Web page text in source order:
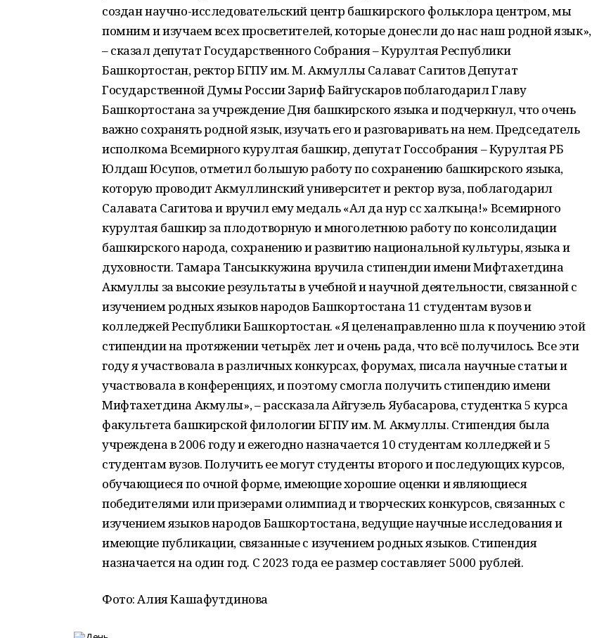
создан научно-исследовательский центр башкирского фольклора центром, мы
помним и изучаем всех просветителей, которые донесли до нас наш родной язык»,
– сказал депутат Государственного Собрания – Курултая Республики
Башкортостан, ректор БГПУ им. М. Акмуллы Салават Сагитов Депутат
Государственной Думы России Зариф Байгускаров поблагодарил Главу
Башкортостана за учреждение Дня башкирского языка и подчеркнул, что очень
важно сохранять родной язык, изучать его и разговаривать на нем. Председатель
исполкома Всемирного курултая башкир, депутат Госсобрания – Курултая РБ
Юлдаш Юсупов, отметил большую работу по сохранению башкирского языка,
которую проводит Акмуллинский университет и ректор вуза, поблагодарил
Салавата Сагитова и вручил ему медаль «Ал да нур сәс халҡыңа!» Всемирного
курултая башкир за плодотворную и многолетнюю работу по консолидации
башкирского народа, сохранению и развитию национальной культуры, языка и
духовности. Тамара Тансыккужина вручила стипендии имени Мифтахетдина
Акмуллы за высокие результаты в учебной и научной деятельности, связанной с
изучением родных языков народов Башкортостана 11 студентам вузов и
колледжей Республики Башкортостан. «Я целенаправленно шла к поучению этой
стипендии на протяжении четырёх лет и очень рада, что всё получилось. Все эти
году я участвовала в различных конкурсах, форумах, писала научные статьи и
участвовала в конференциях, и поэтому смогла получить стипендию имени
Мифтахетдина Акмулы», – рассказала Айгузель Яубасарова, студентка 5 курса
факультета башкирской филологии БГПУ им. М. Акмуллы. Стипендия была
учреждена в 2006 году и ежегодно назначается 10 студентам колледжей и 5
студентам вузов. Получить ее могут студенты второго и последующих курсов,
обучающиеся по очной форме, имеющие хорошие оценки и являющиеся
победителями или призерами олимпиад и творческих конкурсов, связанных с
изучением языков народов Башкортостана, ведущие научные исследования и
имеющие публикации, связанные с изучением родных языков. Стипендия
назначается на один год. С 2023 года ее размер составляет 5000 рублей.
Фото: Алия Кашафутдинова